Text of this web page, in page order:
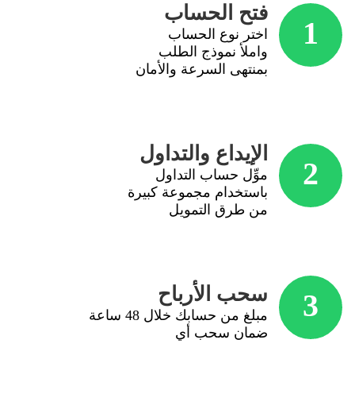
1
فتح الحساب
اختر نوع الحساب
واملأ نموذج الطلب
بمنتهى السرعة والأمان
2
الإيداع والتداول
موِّل حساب التداول
باستخدام مجموعة كبيرة
من طرق التمويل
3 سحب الأرباح
مبلغ من حسابك خلال 48 ساعة
ضمان سحب أي